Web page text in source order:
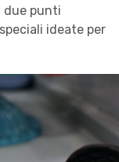
due punti
ideate per